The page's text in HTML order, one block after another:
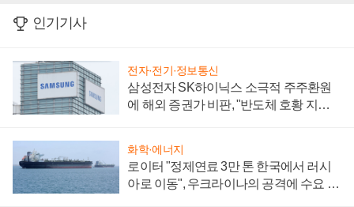
인기기사
전자·전기·정보통신
삼성전자 SK하이닉스 소극적 주주환원
에 해외 증권가 비판, "반도체 호황 지속
화학·에너지
로이터 "정제연료 3만 톤 한국에서 러시
아로 이동", 우크라이나의 공격에 수요 늘